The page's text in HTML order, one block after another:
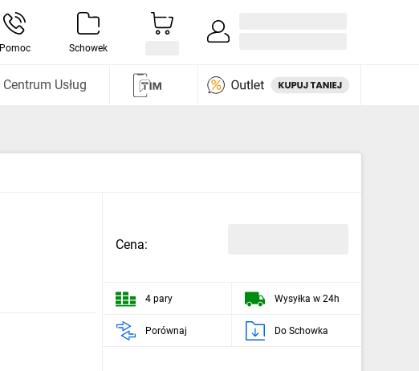
Pomoc Schowek
Centrum Usług
Cena:
4 pary Wysyłka w 24h
Porównaj Do Schowka